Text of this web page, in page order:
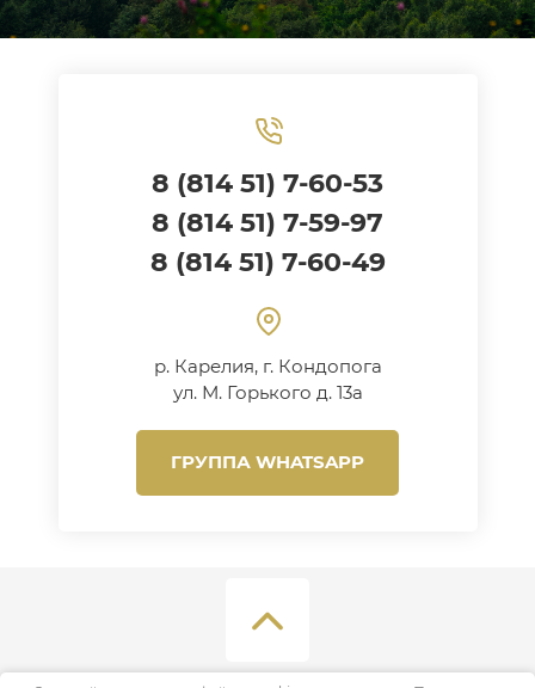
8 (814 51) 7-60-53
8 (814 51) 7-59-97
8 (814 51) 7-60-49
р. Карелия, г. Кондопога
ул. М. Горького д. 13а
ГРУППА WHATSAPP